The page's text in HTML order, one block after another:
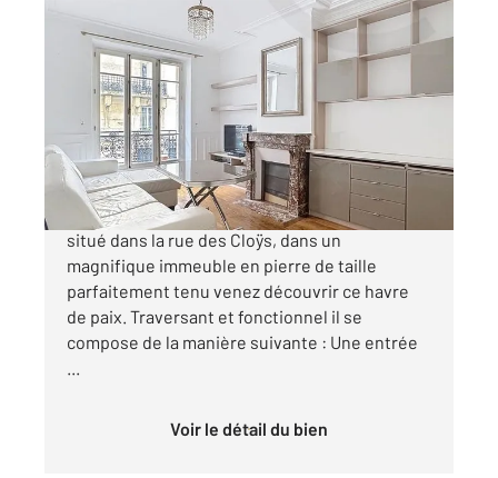
PARIS 75018
53,11 m2, 3 pièces
Ref : 27744
Appartement F3 à vendre
559 000 €
JULES JOFFRIN / MAIRIE DU XVIII Idéalement
situé dans la rue des Cloÿs, dans un
magnifique immeuble en pierre de taille
parfaitement tenu venez découvrir ce havre
de paix. Traversant et fonctionnel il se
compose de la manière suivante : Une entrée
Voir le détail du bien